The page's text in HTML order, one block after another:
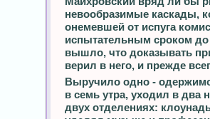
невообразимые каскады,
онемевшей от испуга
испытательным сроком до
вышло, что доказывать
верил в него, и прежде
Выручило одно -
в семь утра, уходил в два
двух отделениях: